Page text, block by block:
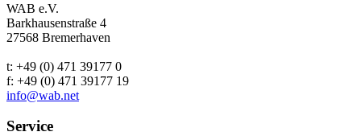
WAB e.V.
Barkhausenstraße 4
27568 Bremerhaven
t: +49 (0) 471 39177 0
f: +49 (0) 471 39177 19
info@wab.net
Service